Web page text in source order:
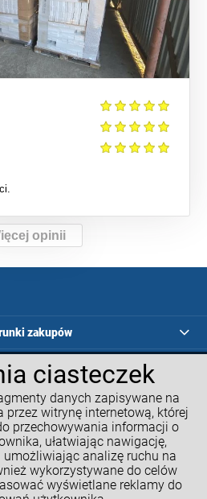
ciasteczek
danych zapisywane na
przez witrynę internetową, której
przechowywania informacji o
ułatwiając nawigację,
analizę ruchu na
wykorzystywane do celów
wyświetlane reklamy do
opinii
zakupów
lojalnościowe
GM
konto
o sklepie
SPOŁECZNOŚCI